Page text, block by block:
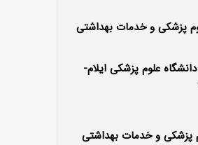
پزشکی و خدمات بهداشتی
علوم پزشکی ایلام-
پزشکی و خدمات بهداشتی